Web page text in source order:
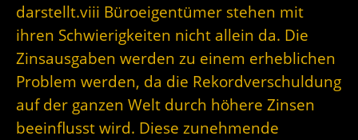
darstellt.viii Büroeigentümer stehen mit
ihren Schwierigkeiten nicht allein da. Die
Zinsausgaben werden zu einem erheblichen
Problem werden, da die Rekordverschuldung
auf der ganzen Welt durch höhere Zinsen
beeinflusst wird. Diese zunehmende